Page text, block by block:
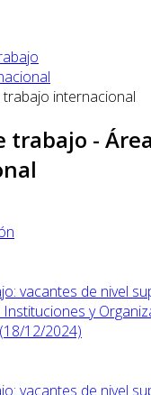
internacional
trabajo - Área
vacantes de nivel
y
12/2024)
vacantes de nivel